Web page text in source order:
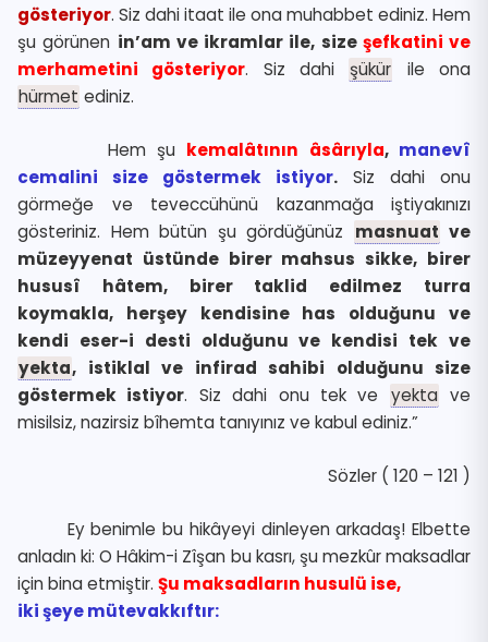
gösteriyor. Siz dahi itaat ile ona muhabbet ediniz. Hem
şu görünen in’am ve ikramlar ile, size şefkatini ve
merhametini gösteriyor. Siz dahi şükür ile ona
hürmet ediniz.
Hem şu kemalâtının âsârıyla, manevî
cemalini size göstermek istiyor. Siz dahi onu
görmeğe ve teveccühünü kazanmağa iştiyakınızı
gösteriniz. Hem bütün şu gördüğünüz
masnuat ve
müzeyyenat üstünde birer mahsus sikke, birer
hususî hâtem, birer taklid edilmez turra
koymakla, herşey kendisine has olduğunu ve
kendi eser-i desti olduğunu ve kendisi tek ve
yekta, istiklal ve infirad sahibi olduğunu size
göstermek istiyor. Siz dahi onu tek ve yekta ve
misilsiz, nazirsiz bîhemta tanıyınız ve kabul ediniz.”
Sözler ( 120 – 121 )
Ey benimle bu hikâyeyi dinleyen arkadaş! Elbette
anladın ki: O Hâkim-i Zîşan bu kasrı, şu mezkûr maksadlar
için bina etmiştir. Şu maksadların husulü ise,
iki şeye mütevakkıftır: